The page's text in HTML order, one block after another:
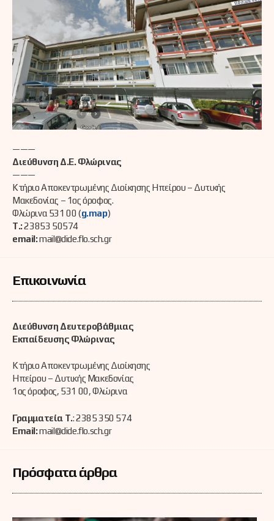
———
Διεύθυνση Δ.Ε. Φλώρινας
———
Κτήριο Αποκεντρωμένης Διοίκησης Ηπείρου – Δυτικής
Μακεδονίας – 1ος όροφος.
Φλώρινα 531 00 (g.map)
Τ.:23853 50574
email:mail@dide.flo.sch.gr
Επικοινωνία
Διεύθυνση Δευτεροβάθμιας
Εκπαίδευσης Φλώρινας
Κτήριο Αποκεντρωμένης Διοίκησης
Ηπείρου – Δυτικής Μακεδονίας
1ος όροφος, 531 00, Φλώρινα
Γραμματεία Τ.: 2385 350 574
Email:mail@dide.flo.sch.gr
Πρόσφατα άρθρα